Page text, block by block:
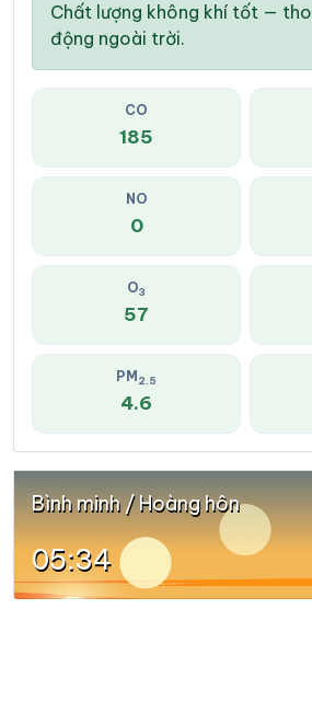
Chất lượng không khí tốt —
động ngoài trời.
CO
185
NO
0
O3
57
PM 2.5
4.6
Bình minh / Hoàng hôn
05:34